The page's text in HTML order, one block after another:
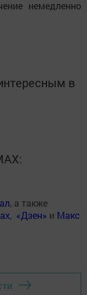
немедленно
в
, а также
, «Дзен» и Макс